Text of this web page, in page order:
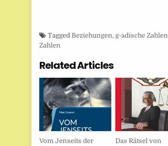
Tagged Beziehungen,g-adische Zahlen
Zahlen
Related Articles
Vom Jenseits der
Das Rätsel von